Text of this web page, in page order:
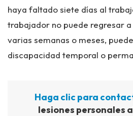
haya faltado siete días al
trabajador no puede regresar
varias semanas o meses,
discapacidad temporal o
Haga clic para
lesiones personales